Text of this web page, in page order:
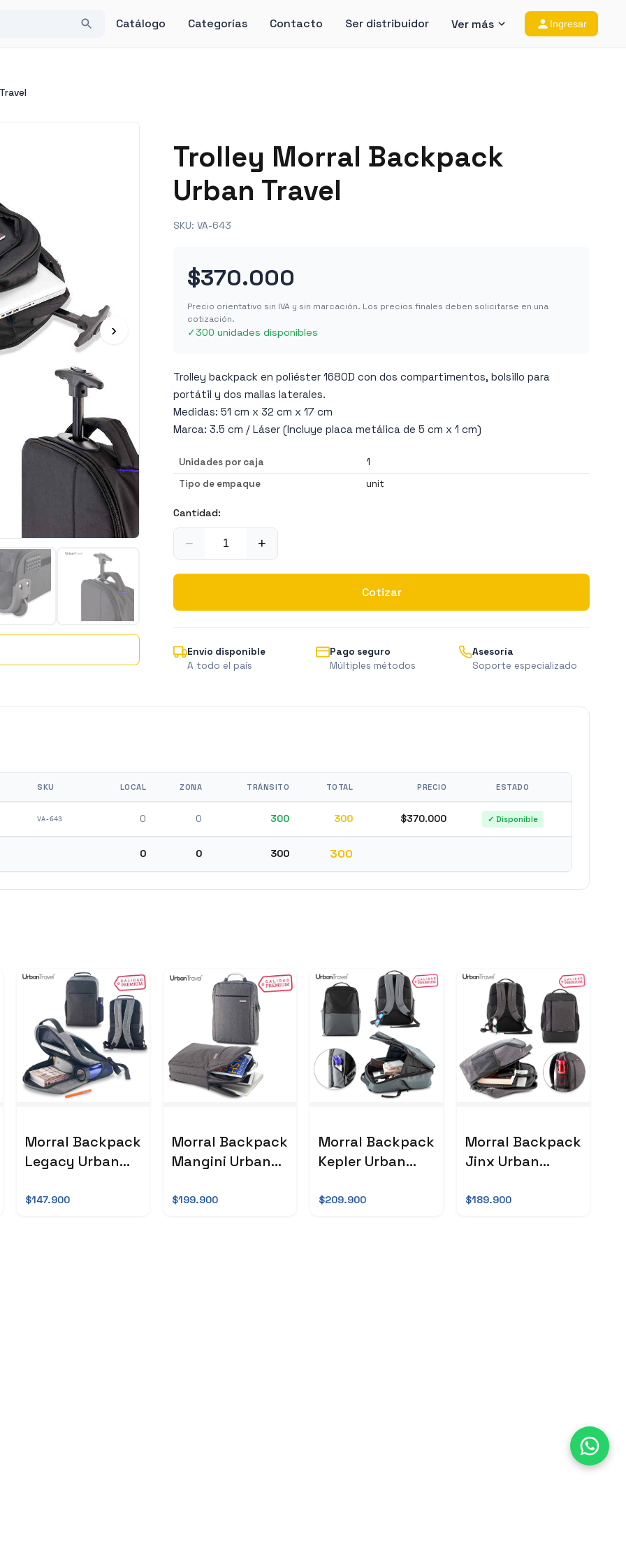
Catálogo Categorías Contacto Ser distribuidor Ver más Ingresar
›
Trolley Morral Backpack
Urban Travel
SKU: VA-643
$370.000
Precio orientativo sin IVA y sin marcación. Los precios finales deben solicitarse en una
cotización.
✓300 unidades disponibles
Trolley backpack en poliéster 1680D con dos compartimentos, bolsillo para
portátil y dos mallas laterales.
Medidas: 51 cm x 32 cm x 17 cm
Marca: 3.5 cm / Láser (Incluye placa metálica de 5 cm x 1 cm)
Unidades por caja
1
Tipo de empaque
unit
Cantidad:
− +
Cotizar
Envío disponible
A todo el país
Pago seguro
Múltiples métodos
Asesoría
Soporte especializado
SKU LOCAL ZONA TRÁNSITO TOTAL PRECIO ESTADO
VA-643 0 0 300 300 $370.000 ✓ Disponible
0 0 300 300
Morral Backpack
Legacy Urban
$147.900
Morral Backpack
Mangini Urban
$199.900
Morral Backpack
Kepler Urban
$209.900
Morral Backpack
Jinx Urban
$189.900